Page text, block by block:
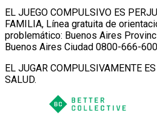
EL JUEGO COMPULSIVO ES
FAMILIA, Línea gratuita de
problemático: Buenos Aires
Buenos Aires Ciudad 0800-666-
EL JUGAR COMPULSIVAMENTE
SALUD.